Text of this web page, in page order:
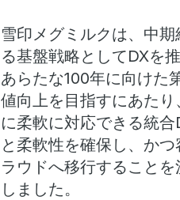
雪印メグミルクは、中
る基盤戦略としてDXを
あらたな100年に向けた
値向上を目指すにあた
に柔軟に対応できる統
と柔軟性を確保し、か
ラウドへ移行すること
しました。